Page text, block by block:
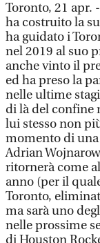
Toronto, 21 apr.
ha costruito la
ha guidato i
nel 2019 al suo
anche vinto il
ed ha preso la
nelle ultime
di là del confine
lui stesso non
momento di
Adrian
ritornerà come
anno (per il
Toronto,
ma sarà uno
nelle prossime
di Houston